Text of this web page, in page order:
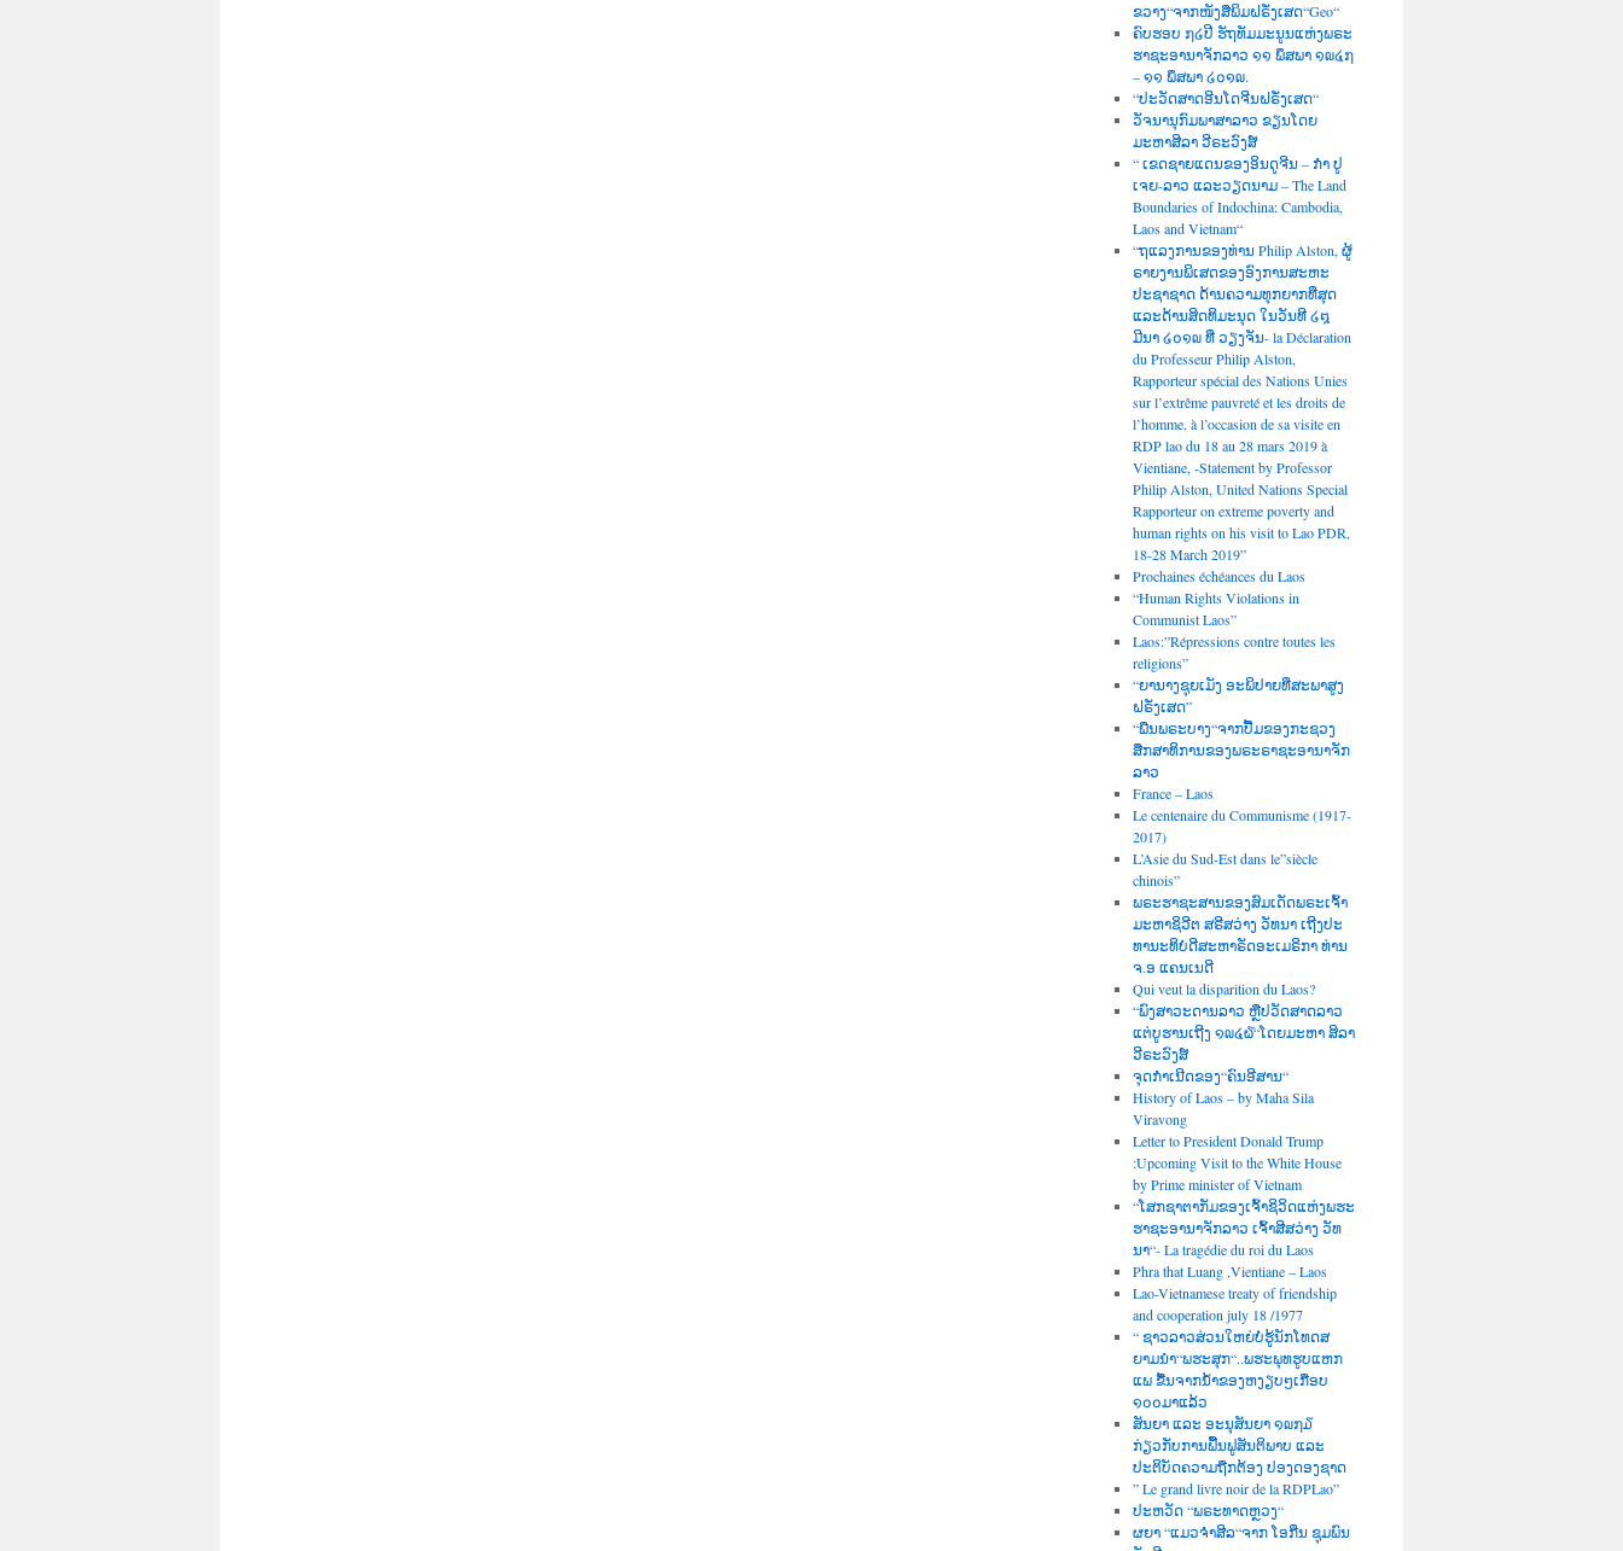
ຂວາງ“ຈາກໜັງສືພິມຝຣັ່ງເສດ“Geo“
ຄົບຮອບ ໗໒ປີ ຮັຖທັມມະນູນແຫ່ງພຣະ
ຮາຊະອານາຈັກລາວ ໑໑ ພຶສພາ ໑໙໔໗
– ໑໑ ພຶສພາ ໒໐໑໙.
“ປະວັດສາດອີນໂດຈີນຝຣັ່ງເສດ“
ວັຈນານຸກົມພາສາລາວ ຂຽນໂດຍ
ມະຫາສີລາ ວີຣະວົງສ໌
“ ເຂດຊາຍແດນຂອງອິນດູຈີນ – ກຳ ປູ
ເຈຍ-ລາວ ແລະວຽດນາມ – The Land
Boundaries of Indochina: Cambodia,
Laos and Vietnam“
“ຖແລງການຂອງທ່ານ Philip Alston, ຜູ້
ຣາຍງານພິເສດຂອງອົງການສະຫະ
ປະຊາຊາດ ດ້ານຄວາມທຸກຍາກທີ່ສຸດ
ແລະດ້ານສິດທິມະນຸດ ໃນວັນທີ ໒໘
ມີນາ ໒໐໑໙ ທີ່ ວຽງຈັນ- la Déclaration
du Professeur Philip Alston,
Rapporteur spécial des Nations Unies
sur l’extrême pauvreté et les droits de
l’homme, à l’occasion de sa visite en
RDP lao du 18 au 28 mars 2019 à
Vientiane, -Statement by Professor
Philip Alston, United Nations Special
Rapporteur on extreme poverty and
human rights on his visit to Lao PDR,
18-28 March 2019”
Prochaines échéances du Laos
“Human Rights Violations in
Communist Laos”
Laos:”Répressions contre toutes les
religions”
“ຍານາງຊຸຍເມັງ ອະພິປາຍທີ່ສະພາສູງ
ຝຣັ່ງເສດ”
“ພືນພຣະບາງ“ຈາກປື້ມຂອງກະຊວງ
ສືກສາທິການຂອງພຣະຣາຊະອານາຈັກ
ລາວ
France – Laos
Le centenaire du Communisme (1917-
2017)
L’Asie du Sud-Est dans le”siècle
chinois”
ພຣະຮາຊະສານຂອງສົມເດັດພຣະເຈົ້າ
ມະຫາຊິວີຕ ສຣີສວ່າງ ວັທນາ ເຖີງປະ
ທານະທິບໍດີສະຫາຣັດອະເມຣິກາ ທ່ານ
ຈ.ອ ແຄນເນດີ
Qui veut la disparition du Laos?
“ພົງສາວະດານລາວ ຫຼືປວັດສາດລາວ
ແຕ່ບູຮານເຖີງ ໑໙໔໖“ໂດຍມະຫາ ສິລາ
ວີຣະວົງສ໌
ຈຸດກຳເນີດຂອງ“ຄົນອີສານ“
History of Laos – by Maha Sila
Viravong
Letter to President Donald Trump
:Upcoming Visit to the White House
by Prime minister of Vietnam
“ໂສກຊາຕາກັມຂອງເຈົ້າຊິວິດແຫ່ງພຮະ
ຮາຊະອານາຈັກລາວ ເຈົ້າສີສວ່າງ ວັທ
ນາ“- La tragédie du roi du Laos
Phra that Luang ,Vientiane – Laos
Lao-Vietnamese treaty of friendship
and cooperation july 18 /1977
“ ຊາວລາວສ່ວນໃຫຍ່ບໍ່ຮູ້ນັກໂທດສ
ຍາມນຳ“ພຮະສຸກ“..ພຮະພຸທຮູບແຫກ
ແພ ຂື້ນຈາກນໍ້າຂອງຫງຽບໆເກືອບ
໑໐໐ມາແລ້ວ
ສັນຍາ ແລະ ອະນຸສັນຍາ ໑໙໗໓
ກ່ຽວກັບການຟື້ນຟູສັນຕິພາບ ແລະ
ປະຕິບັດຄວາມຖືກຕ້ອງ ປອງດອງຊາດ
” Le grand livre noir de la RDPLao”
ປະຫວັດ “ພຣະທາດຫຼວງ“
ຜຍາ “ແມວຈຳສີລ“ຈາກ ໂອກີ່ນ ຊຸມພົນ